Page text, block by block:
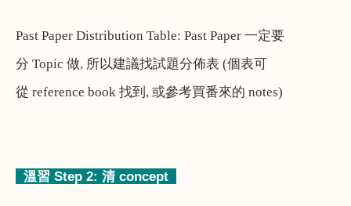
Past Paper Distribution Table: Past Paper 一定要
分 Topic 做, 所以建議找試題分佈表 (個表可
從 reference book 找到 , 或參考買番來的 notes)
溫習 Step 2: 清 concept